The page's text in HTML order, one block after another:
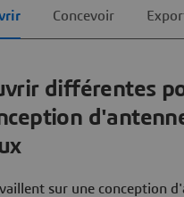
Concevoir
différentes
sur une conception